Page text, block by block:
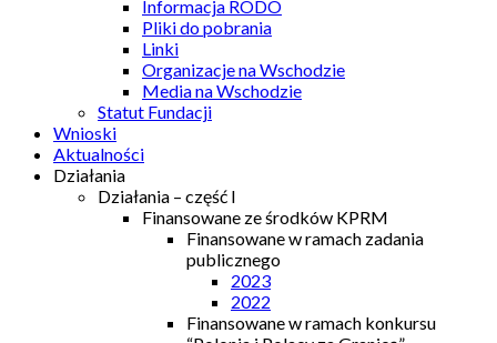
Informacja RODO
Pliki do pobrania
Linki
Organizacje na Wschodzie
Media na Wschodzie
Statut Fundacji
Wnioski
Aktualności
Działania
Działania – część I
Finansowane ze środków KPRM
Finansowane w ramach zadania
publicznego
2023
2022
Finansowane w ramach konkursu